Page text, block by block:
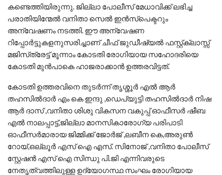
കണ്ടെത്തിയിരുന്നു. ജില്ലാ പോലീസ് മേധാവിക്ക് ലഭിച്ച
പരാതിയിന്മേൽ വനിതാ സെൽ ഇൻസ്പെക്ടറും
അന്വേഷണം നടത്തി. ഈ അന്വേഷണ
റിപ്പോർട്ടുകളനുസരിച്ചാണ് ചീഫ് ജുഡീഷ്യൽ ഫസ്റ്റ്ക്ലാസ്സ്
മജിസ്‌ത്രേട്ട് മൂന്നാം കോടതി രോഗിയായ സഹോദരിയെ
കോടതി മുൻപാകെ ഹാജരാക്കാൻ ഉത്തരവിട്ടത്.
കോടതി ഉത്തരവിനെ തുടർന്ന് തൃശ്ശൂർ എൽ ആർ
തഹസിൽദാർ എം കെ ഇന്ദു ,ഡെപ്യുട്ടി തഹസിൽദാർ നിഷ
ആർ ദാസ് ,വനിതാ ശിശു വികസന വകുപ്പ് ഓഫീസർ ഷീബ
എൽ നാലപ്പാട്ട്,ജില്ലാ മാനസികാരോഗ്യ പരിപാടി
ഓഫീസർമാരായ ജിമ്മിക്ക് ജോർജ് ,ലബീന കെ,അരുൺ
റോയ്,ഒല്ലൂർ എസ് ഐ എസ്. സിനോജ് ,വനിതാ പോലീസ്
സ്റ്റേഷൻ എസ് ഐ സിന്ധു പി.ജി എന്നിവരുടെ
നേതൃത്വത്തിലുള്ള ഉദ്യോഗസ്ഥ സംഘം രോഗിയായ